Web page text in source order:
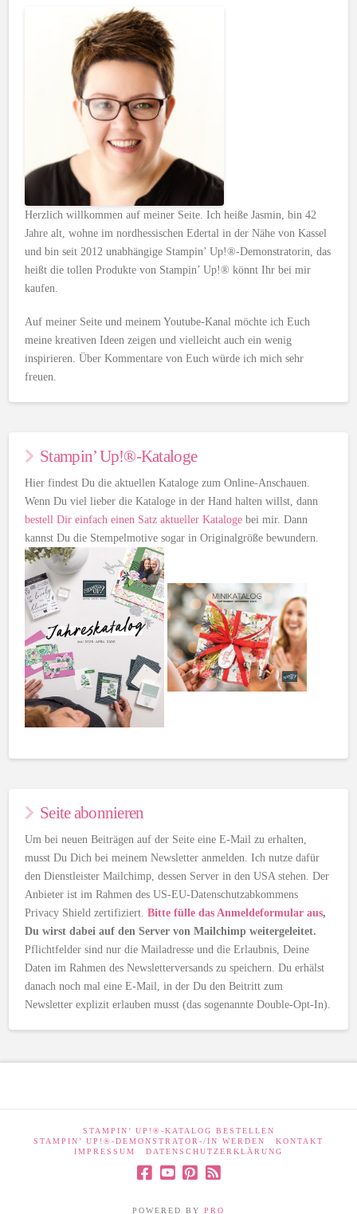
Herzlich willkommen auf meiner Seite. Ich heiße Jasmin, bin 42
Jahre alt, wohne im nordhessischen Edertal in der Nähe von Kassel
und bin seit 2012 unabhängige Stampin’ Up!®-Demonstratorin, das
heißt die tollen Produkte von Stampin’ Up!® könnt Ihr bei mir
kaufen.
Auf meiner Seite und meinem Youtube-Kanal möchte ich Euch
meine kreativen Ideen zeigen und vielleicht auch ein wenig
inspirieren. Über Kommentare von Euch würde ich mich sehr
freuen.
Stampin’ Up!®-Kataloge
Hier findest Du die aktuellen Kataloge zum Online-Anschauen.
Wenn Du viel lieber die Kataloge in der Hand halten willst, dann
bestell Dir einfach einen Satz aktueller Kataloge bei mir. Dann
kannst Du die Stempelmotive sogar in Originalgröße bewundern.
Seite abonnieren
Um bei neuen Beiträgen auf der Seite eine E-Mail zu erhalten,
musst Du Dich bei meinem Newsletter anmelden. Ich nutze dafür
den Dienstleister Mailchimp, dessen Server in den USA stehen. Der
Anbieter ist im Rahmen des US-EU-Datenschutzabkommens
Privacy Shield zertifiziert.Bitte fülle das Anmeldeformular aus,
Du wirst dabei auf den Server von Mailchimp weitergeleitet.
Pflichtfelder sind nur die Mailadresse und die Erlaubnis, Deine
Daten im Rahmen des Newsletterversands zu speichern. Du erhälst
danach noch mal eine E-Mail, in der Du den Beitritt zum
Newsletter explizit erlauben musst (das sogenannte Double-Opt-In).
STAMPIN’ UP!®-KATALOG BESTELLEN
STAMPIN’ UP!®-DEMONSTRATOR-/IN WERDEN
KONTAKT
IMPRESSUM
DATENSCHUTZERKLÄRUNG
POWERED BY PRO